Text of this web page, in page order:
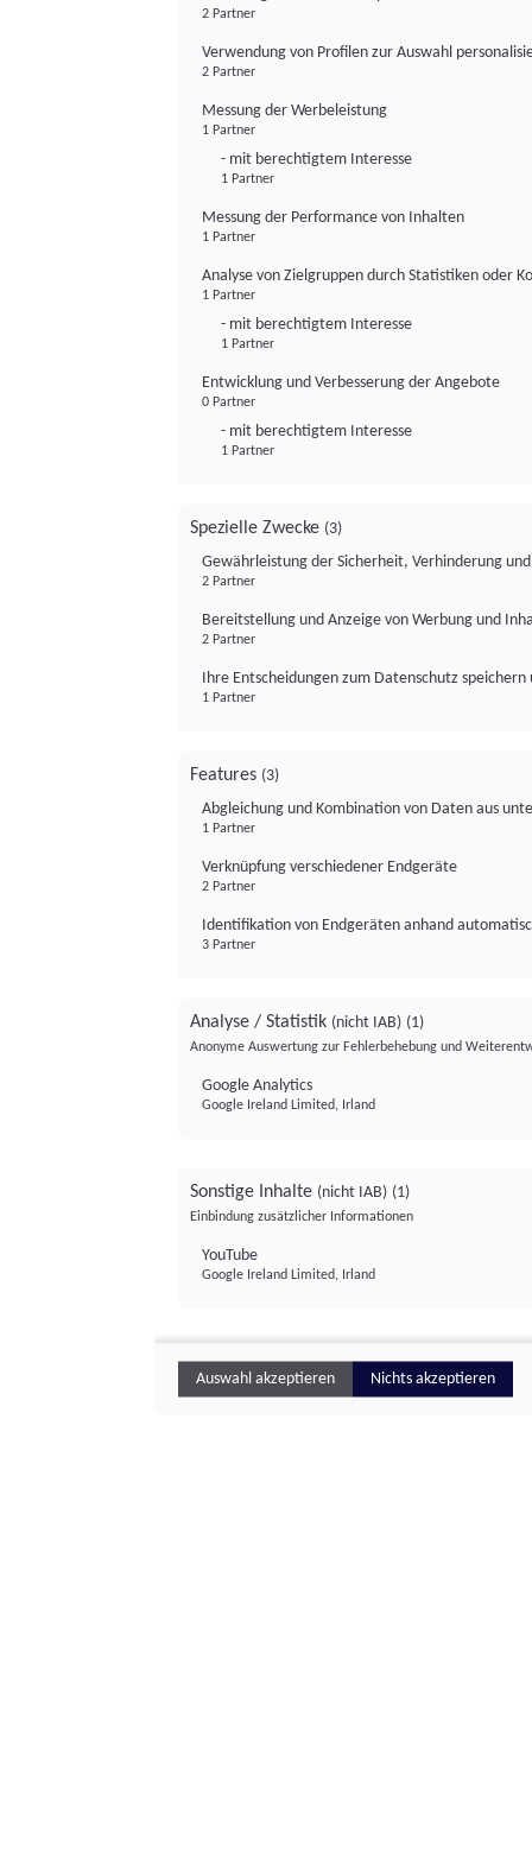
2 Partner
Verwendung von Profilen zur Auswahl
2 Partner
Messung der Werbeleistung
1 Partner
- mit berechtigtem Interesse
1 Partner
Messung der Performance von Inhalten
1 Partner
Analyse von Zielgruppen durch Statistiken oder
1 Partner
- mit berechtigtem Interesse
1 Partner
Entwicklung und Verbesserung der Angebote
0 Partner
- mit berechtigtem Interesse
1 Partner
Spezielle Zwecke (3)
Gewährleistung der Sicherheit, Verhinderung
2 Partner
Bereitstellung und Anzeige von Werbung und
2 Partner
Ihre Entscheidungen zum Datenschutz
1 Partner
Features (3)
Abgleichung und Kombination von Daten aus
1 Partner
Verknüpfung verschiedener Endgeräte
2 Partner
Identifikation von Endgeräten anhand
3 Partner
Analyse / Statistik (nicht IAB) (1)
Anonyme Auswertung zur Fehlerbehebung und
Google Analytics
Google Ireland Limited, Irland
Sonstige Inhalte (nicht IAB) (1)
Einbindung zusätzlicher Informationen
YouTube
Google Ireland Limited, Irland
Auswahl akzeptieren Nichts akzeptieren